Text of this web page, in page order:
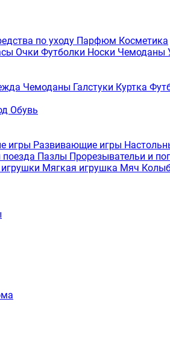
по уходу Парфюм Косметика
Очки Футболки Носки Чемоданы
Чемоданы Галстуки Куртка
Обувь
игры Развивающие игры
Пазлы Прорезывательи и
Мягкая игрушка Мяч